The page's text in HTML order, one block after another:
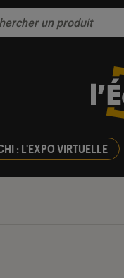
: L'EXPO VIRTUELLE